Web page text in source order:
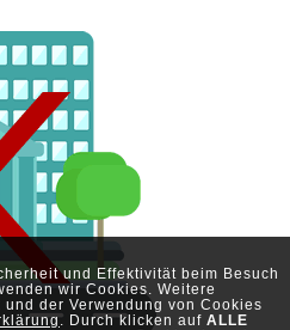
und Effektivität beim Besuch
wir Cookies. Weitere
der Verwendung von Cookies
. Durch klicken auf ALLE